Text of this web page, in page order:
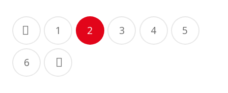
Beitragsnavigation
1 2 3 4 5
6